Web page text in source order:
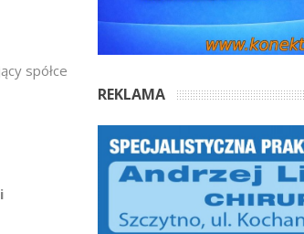
spółce
REKLAMA